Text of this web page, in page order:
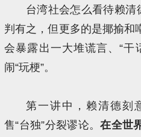
台湾社会怎么看待赖清
判有之，但更多的是揶揄和
会暴露出一大堆谎言、“干
闹“玩梗”。
第一讲中，赖清德刻
售“台独”分裂谬论。在全世